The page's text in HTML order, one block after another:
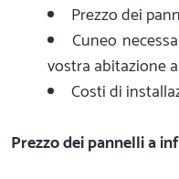
Prezzo dei
Cuneo
vostra abitazione
Costi di
Prezzo dei pannelli a